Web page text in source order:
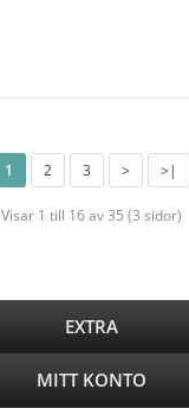
1 2 3 > >|
Visar 1 till 16 av 35 (3 sidor)
EXTRA
MITT KONTO